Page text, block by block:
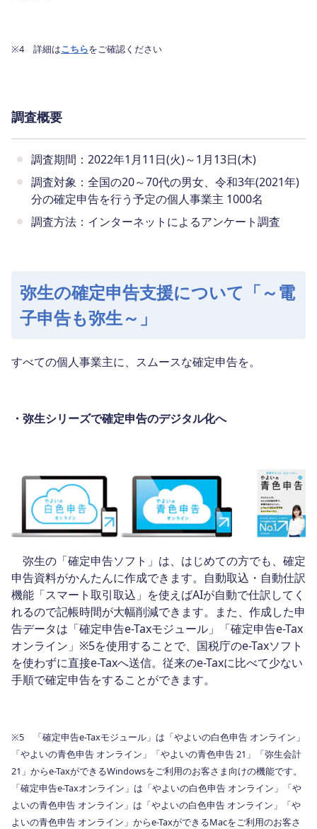
※4 詳細はこちらをご確認ください
調査概要
調査期間：2022年1月11日(火)～1月13日(木)
調査対象：全国の20～70代の男女、令和3年(2021年)
分の確定申告を行う予定の個人事業主 1000名
調査方法：インターネットによるアンケート調査
弥生の確定申告支援について「～電
子申告も弥生～」
すべての個人事業主に、スムースな確定申告を。
・弥生シリーズで確定申告のデジタル化へ
弥生の「確定申告ソフト」は、はじめての方でも、確定
申告資料がかんたんに作成できます。自動取込・自動仕訳
機能「スマート取引取込」を使えばAIが自動で仕訳してく
れるので記帳時間が大幅削減できます。また、作成した申
告データは「確定申告e-Taxモジュール」「確定申告e-Tax
オンライン」※5を使用することで、国税庁のe-Taxソフト
を使わずに直接e-Taxへ送信。従来のe-Taxに比べて少ない
手順で確定申告をすることができます。
※5 「確定申告e-Taxモジュール」は「やよいの白色申告 オンライン」
「やよいの青色申告 オンライン」「やよいの青色申告 21」「弥生会計
21」からe-TaxができるWindowsをご利用のお客さま向けの機能です。
「確定申告e-Taxオンライン」は「やよいの白色申告 オンライン」「や
よいの青色申告 オンライン」は「やよいの白色申告 オンライン」「や
よいの青色申告 オンライン」からe-TaxができるMacをご利用のお客さ